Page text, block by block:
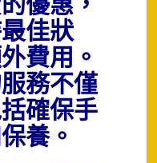
佳狀
費用。
務不僅
確保手
養。